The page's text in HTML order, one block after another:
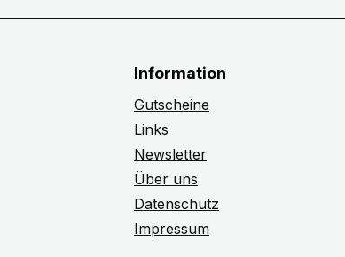
Information
Gutscheine
Links
Newsletter
Über uns
Datenschutz
Impressum